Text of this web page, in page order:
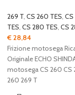
269 T, CS 260 TES,
TES, CS 280 TES, CS
€ 28,84
Frizione motosega
Originale ECHO
motosega CS 260 CS
260 269 T